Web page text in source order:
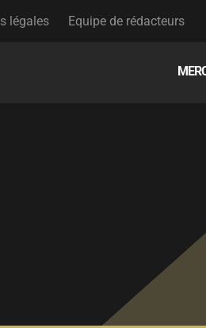
légales Equipe de rédacteurs